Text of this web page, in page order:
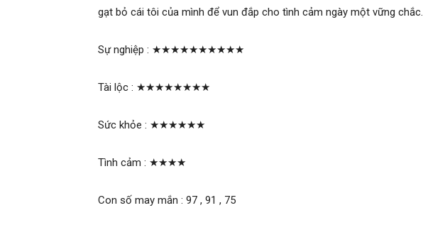
gạt bỏ cái tôi của mình để vun đắp cho tình cảm ngày một vững chắc.
Sự nghiệp : ★★★★★★★★★★
Tài lộc : ★★★★★★★★
Sức khỏe : ★★★★★★
Tình cảm : ★★★★
Con số may mắn : 97 , 91 , 75